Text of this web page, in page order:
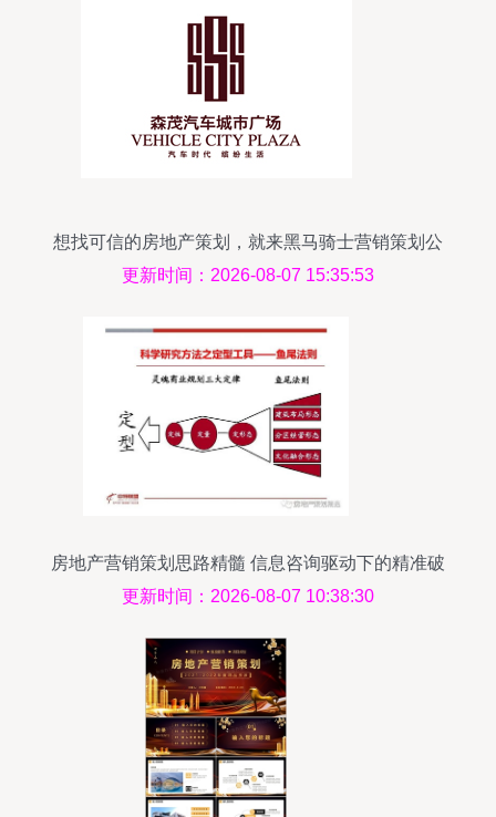
想找可信的房地产策划，就来黑马骑士营销策划公
司
更新时间：2026-08-07 15:35:53
房地产营销策划思路精髓 信息咨询驱动下的精准破
局
更新时间：2026-08-07 10:38:30